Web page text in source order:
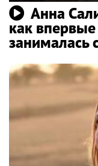
Анна
как
занималась